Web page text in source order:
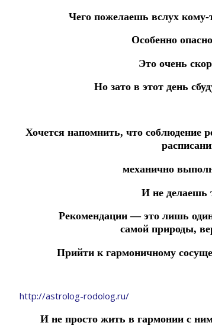
Чего пожелаешь вслух кому-
Особенно
Это очень
Но зато в этот день
Хочется напомнить, что соблюдение
механично
И не делаешь
Рекомендации — это лишь
самой природы,
Прийти к гармоничному
http://astrolog-rodolog.ru/
И не просто жить в гармонии с